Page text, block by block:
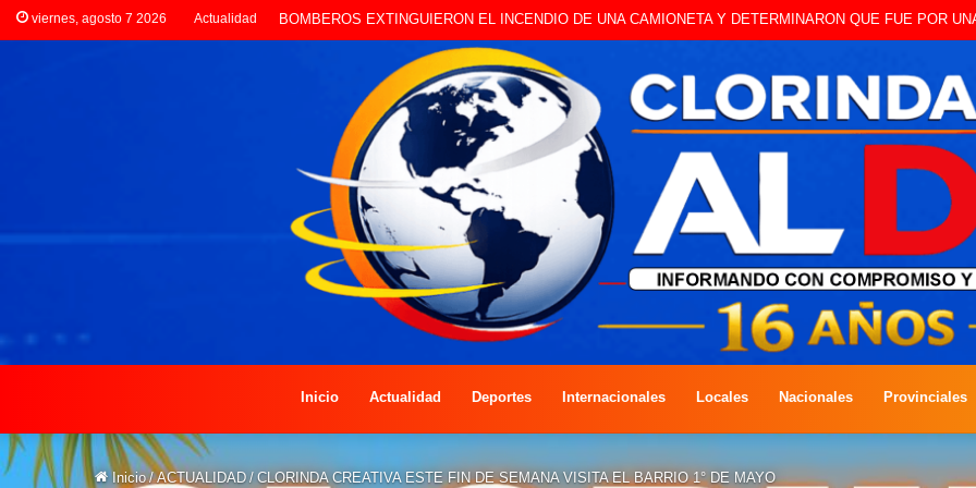
viernes, agosto 7 2026 Actualidad LA POLICÍA INVESTIGA ROBO A CAMBISTA OCURRIDO ESTE JUEVES
Inicio Actualidad Deportes Internacionales Locales Nacionales Provinciales
Inicio / ACTUALIDAD / CLORINDA CREATIVA ESTE FIN DE SEMANA VISITA EL BARRIO 1° DE MAYO